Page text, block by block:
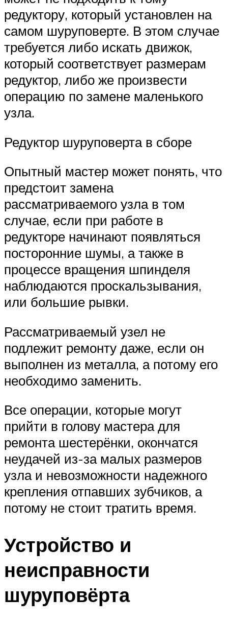
редуктору, который установлен на
самом шуруповерте. В этом случае
требуется либо искать движок,
который соответствует размерам
редуктор, либо же произвести
операцию по замене маленького
узла.
Редуктор шуруповерта в сборе
Опытный мастер может понять, что
предстоит замена
рассматриваемого узла в том
случае, если при работе в
редукторе начинают появляться
посторонние шумы, а также в
процессе вращения шпинделя
наблюдаются проскальзывания,
или большие рывки.
Рассматриваемый узел не
подлежит ремонту даже, если он
выполнен из металла, а потому его
необходимо заменить.
Все операции, которые могут
прийти в голову мастера для
ремонта шестерёнки, окончатся
неудачей из-за малых размеров
узла и невозможности надежного
крепления отпавших зубчиков, а
потому не стоит тратить время.
Устройство и
неисправности
шуруповёрта